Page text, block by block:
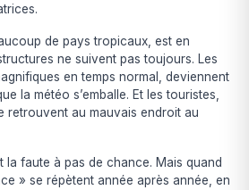
de pays tropicaux, est en
ne suivent pas toujours. Les
en temps normal, deviennent
la météo s’emballe. Et les touristes,
retrouvent au mauvais endroit au
la faute à pas de chance. Mais quand
» se répètent année après année, en